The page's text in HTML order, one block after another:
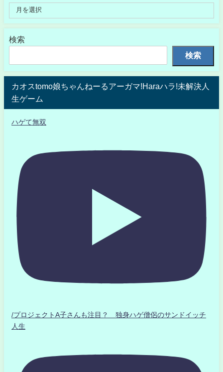
検索
検索
カオスtomo娘ちゃんねーるアーガマ!Haraハラ!未解決人
生ゲーム
ハゲて無双
/プロジェクトA子さんも注目？ 独身ハゲ僧侶のサンドイッチ
人生